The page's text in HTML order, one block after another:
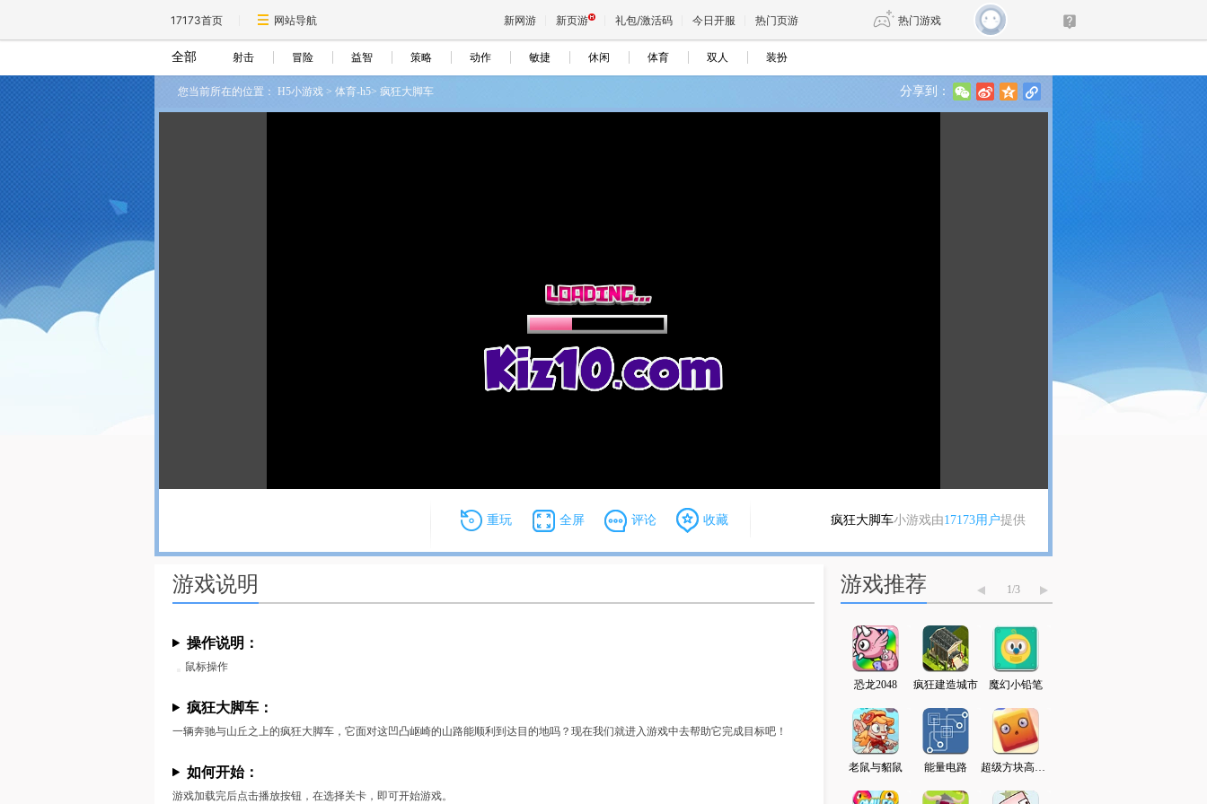
17173首页 网站导航 新网游 新页游 礼包/激活码 今日开服 热门页游 热门游戏
全部 射击 冒险 益智 策略 动作 敏捷 休闲 体育 双人 装扮
您当前所在的位置： H5小游戏 > 体育-h5> 疯狂大脚车 分享到： w t z l
重玩 全屏 评论 收藏 疯狂大脚车小游戏由17173用户提供
游戏说明
操作说明：
鼠标操作
疯狂大脚车：
一辆奔驰与山丘之上的疯狂大脚车，它面对这凹凸岖崎的山路能顺利到达目的地吗？现在我们就进入游戏中去帮助它完成目标吧！
如何开始：
游戏加载完后点击播放按钮，在选择关卡，即可开始游戏。
游戏推荐 1/3
恐龙2048 疯狂建造城市 魔幻小铅笔
老鼠与貂鼠 能量电路 超级方块高高叠